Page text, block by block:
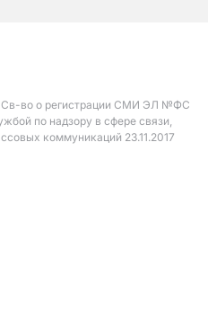
во о регистрации СМИ ЭЛ №ФС
по надзору в сфере связи,
коммуникаций 23.11.2017